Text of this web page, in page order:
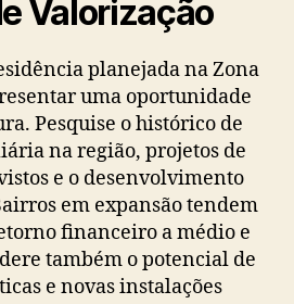
Valorização
planejada na Zona
uma oportunidade
Pesquise o histórico de
na região, projetos de
e o desenvolvimento
em expansão tendem
financeiro a médio e
também o potencial de
e novas instalações